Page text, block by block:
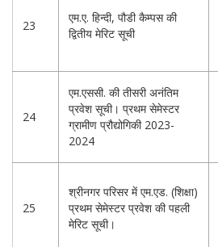
23
एम.ए. हिन्दी, पौडी कैम्पस की
द्वितीय मेरिट सूची
24
एम.एससी. की तीसरी अनंतिम
प्रवेश सूची। प्रथम सेमेस्टर
ग्रामीण प्रौद्योगिकी 2023-
2024
25
श्रीनगर परिसर में एम.एड. (शिक्षा)
प्रथम सेमेस्टर प्रवेश की पहली
मेरिट सूची।